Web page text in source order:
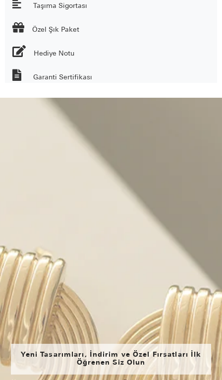
Taşıma Sigortası
 Özel Şık Paket
Hediye Notu
Garanti Sertifikası
Yeni Tasarımları, İndirim ve Özel Fırsatları İlk
Öğrenen Siz Olun